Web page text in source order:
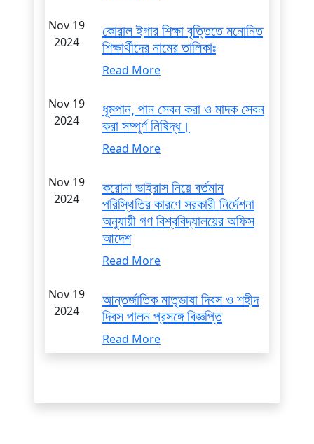
Nov 19
2024
কোরাল ইগার শিক্ষা বৃত্তিতে মনোনিত
শিক্ষার্থীদের নামের তালিকাঃ
Read More
Nov 19
2024
ধূমপান, পান সেবন করা ও মাদক সেবন
করা সম্পূর্ণ নিষিদ্ধ।
Read More
Nov 19
2024
করোনা ভাইরাস নিয়ে বর্তমান
পরিস্থিতির কারণে সরকারী নির্দেশনা
অনুযায়ী গণ বিশ্ববিদ্যালয়ের অফিস
আদেশ
Read More
Nov 19
2024
আন্তর্জাতিক মাতৃভাষা দিবস ও শহীদ
দিবস পালন প্রসঙ্গে বিজ্ঞপ্তি
Read More